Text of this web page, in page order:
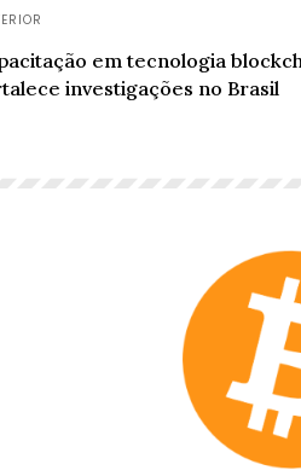
em tecnologia
investigações no Brasil